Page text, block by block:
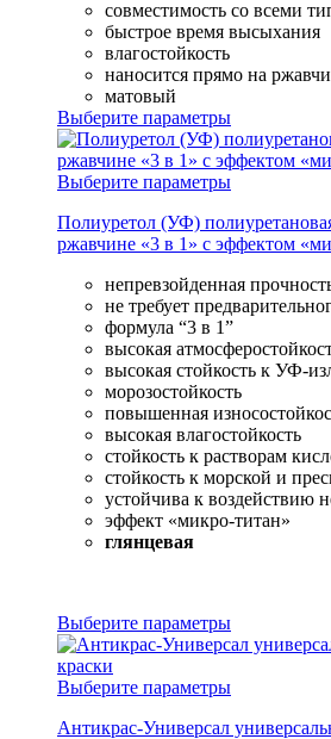
совместимость со всеми
быстрое время высыхания
влагостойкость
наносится прямо на
матовый
Выберите параметры
Выберите параметры
Полиуретол (УФ)
ржавчине «3 в 1» с эффектом
непревзойденная
не требует
формула “3 в 1”
высокая
высокая стойкость к УФ-
морозостойкость
повышенная
высокая влагостойкость
стойкость к растворам
стойкость к морской и
устойчива к воздействию
эффект «микро-титан»
глянцевая
Выберите параметры
Выберите параметры
Антикрас-Универсал